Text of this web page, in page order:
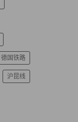
德国铁路
沪昆线